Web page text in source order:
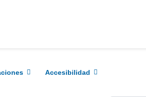
Accesibilidad